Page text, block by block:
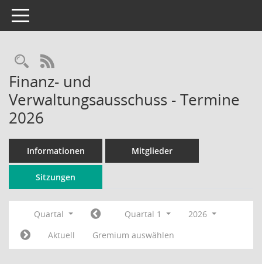
Toggle navigation
Rechercheauswahl
RSS-Feed
Finanz- und
Verwaltungsausschuss - Termine
2026
Informationen Mitglieder
Sitzungen
Quartal Quartal 1
2026
Aktuell
Gremium auswählen